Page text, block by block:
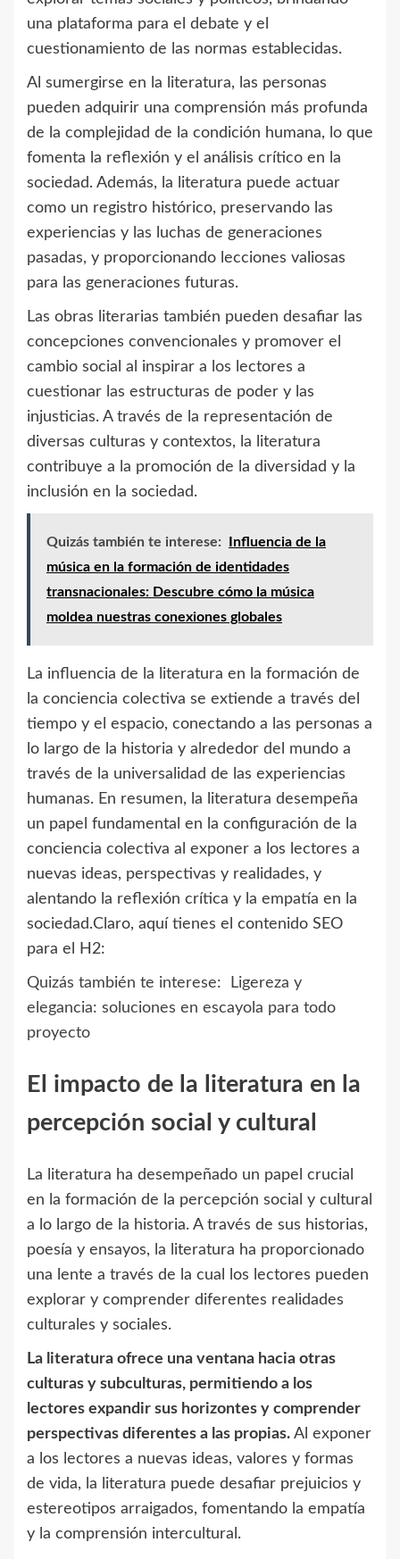
una plataforma para el debate y el
cuestionamiento de las normas establecidas.
Al sumergirse en la literatura, las personas
pueden adquirir una comprensión más profunda
de la complejidad de la condición humana, lo que
fomenta la reflexión y el análisis crítico en la
sociedad. Además, la literatura puede actuar
como un registro histórico, preservando las
experiencias y las luchas de generaciones
pasadas, y proporcionando lecciones valiosas
para las generaciones futuras.
Las obras literarias también pueden desafiar las
concepciones convencionales y promover el
cambio social al inspirar a los lectores a
cuestionar las estructuras de poder y las
injusticias. A través de la representación de
diversas culturas y contextos, la literatura
contribuye a la promoción de la diversidad y la
inclusión en la sociedad.
Quizás también te interese:
Influencia de la
música en la formación de identidades
transnacionales: Descubre cómo la música
moldea nuestras conexiones globales
La influencia de la literatura en la formación de
la conciencia colectiva se extiende a través del
tiempo y el espacio, conectando a las personas a
lo largo de la historia y alrededor del mundo a
través de la universalidad de las experiencias
humanas. En resumen, la literatura desempeña
un papel fundamental en la configuración de la
conciencia colectiva al exponer a los lectores a
nuevas ideas, perspectivas y realidades, y
alentando la reflexión crítica y la empatía en la
sociedad.Claro, aquí tienes el contenido SEO
para el H2:
Quizás también te interese:
Ligereza y
elegancia: soluciones en escayola para todo
proyecto
El impacto de la literatura en la
percepción social y cultural
La literatura ha desempeñado un papel crucial
en la formación de la percepción social y cultural
a lo largo de la historia. A través de sus historias,
poesía y ensayos, la literatura ha proporcionado
una lente a través de la cual los lectores pueden
explorar y comprender diferentes realidades
culturales y sociales.
La literatura ofrece una ventana hacia otras
culturas y subculturas, permitiendo a los
lectores expandir sus horizontes y comprender
perspectivas diferentes a las propias. Al exponer
a los lectores a nuevas ideas, valores y formas
de vida, la literatura puede desafiar prejuicios y
estereotipos arraigados, fomentando la empatía
y la comprensión intercultural.